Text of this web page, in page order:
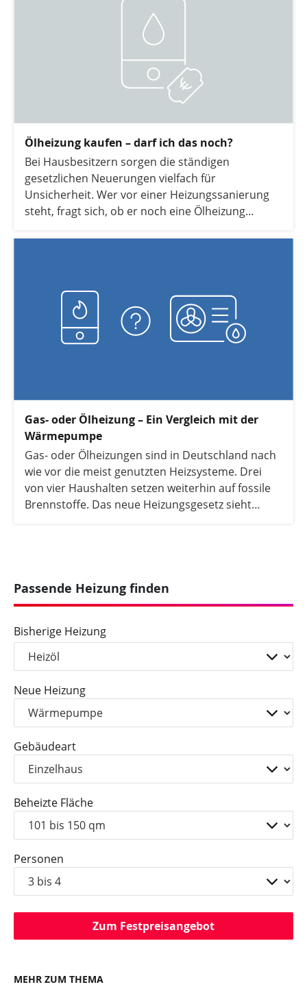
Ölheizung kaufen – darf ich das noch?
Bei Hausbesitzern sorgen die ständigen
gesetzlichen Neuerungen vielfach für
Unsicherheit. Wer vor einer Heizungssanierung
steht, fragt sich, ob er noch eine Ölheizung
Gas- oder Ölheizung – Ein Vergleich mit der
Wärmepumpe
Gas- oder Ölheizungen sind in Deutschland nach
wie vor die meist genutzten Heizsysteme. Drei
von vier Haushalten setzen weiterhin auf fossile
Brennstoffe. Das neue Heizungsgesetz sieht
Hausbesitzer ergeben und wie Wärmepumpen
gegenüber Gas- oder Ölheizungen im direkten
Passende Heizung finden
Bisherige Heizung
Neue Heizung
Gebäudeart
Beheizte Fläche
Personen
Zum Festpreisangebot
MEHR ZUM THEMA